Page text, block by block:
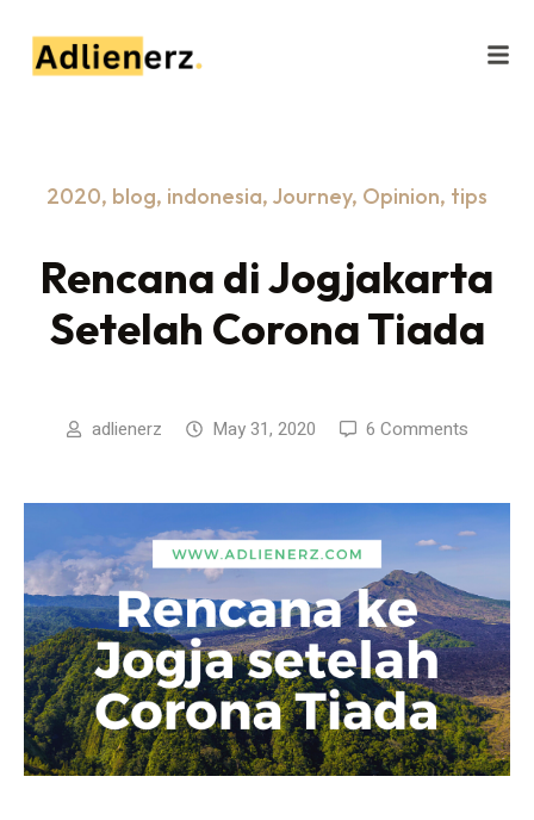
2020, blog, indonesia, Journey, Opinion, tips
Rencana di Jogjakarta
Setelah Corona Tiada
adlienerz May 31, 2020 6 Comments